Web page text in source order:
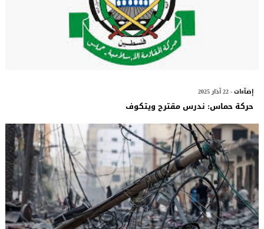
إضآءات- 22 آذار 2025
حركة حماس: ندرس مقترح ويتكوف